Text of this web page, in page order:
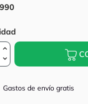
Gastos de envío gratis